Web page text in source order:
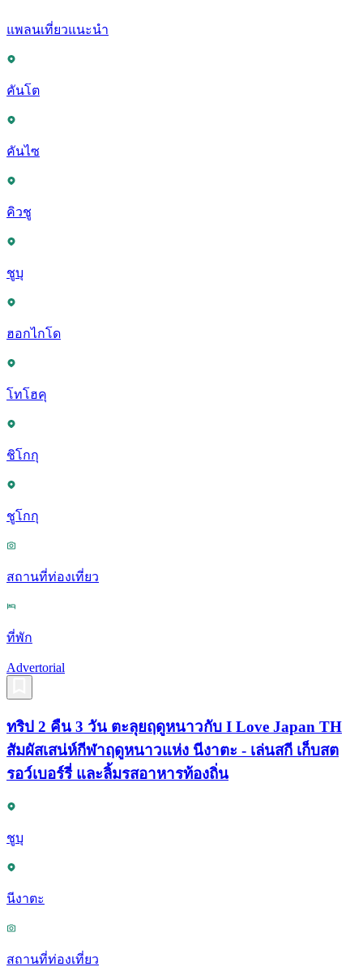
แพลนเที่ยวแนะนำ
คันโต
คันไซ
คิวชู
ชูบุ
ฮอกไกโด
โทโฮคุ
ชิโกกุ
ชูโกกุ
สถานที่ท่องเที่ยว
ที่พัก
Advertorial
ทริป 2 คืน 3 วัน ตะลุยฤดูหนาวกับ I Love Japan TH
สัมผัสเสน่ห์กีฬาฤดูหนาวแห่ง นีงาตะ - เล่นสกี เก็บสต
รอว์เบอร์รี่ และลิ้มรสอาหารท้องถิ่น
ชูบุ
นีงาตะ
สถานที่ท่องเที่ยว